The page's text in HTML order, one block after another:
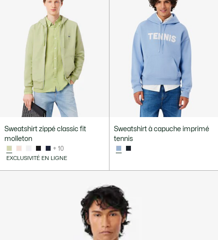
Sweatshirt zippé classic fit
molleton
+ 10
EXCLUSIVITÉ EN LIGNE
Sweatshirt à capuche imprimé
tennis